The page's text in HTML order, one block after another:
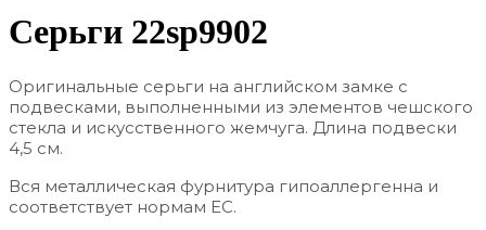
Серьги 22sp9902
Оригинальные серьги на английском замке с
подвесками, выполненными из элементов чешского
стекла и искусственного жемчуга. Длина подвески
4,5 см.
Вся металлическая фурнитура гипоаллергенна и
соответствует нормам ЕС.